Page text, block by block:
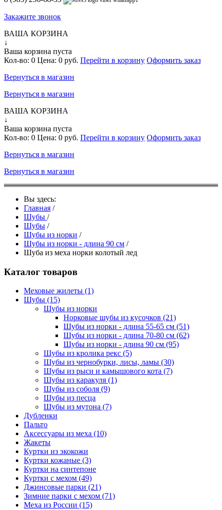
Закажите звонок
ВАША КОРЗИНА
↓
Ваша корзина пуста
Кол-во: 0 Цена: 0 руб. Перейти в корзину Оформить заказ
Вернуться в магазин
Вернуться в магазин
ВАША КОРЗИНА
↓
Ваша корзина пуста
Кол-во: 0 Цена: 0 руб. Перейти в корзину Оформить заказ
Вернуться в магазин
Вернуться в магазин
Вы здесь:
Главная /
Шубы /
Шубы /
Шубы из норки /
Шубы из норки - длина 90 см /
Шуба из меха норки колотый лед
Каталог товаров
Меховые жилеты (1)
Шубы (15)
Шубы из норки
Норковые шубы из кусочков (21)
Шубы из норки - длина 55-65 см (51)
Шубы из норки - длина 70-80 см (62)
Шубы из норки - длина 90 см (95)
Шубы из кролика рекс (5)
Шубы из чернобурки, лисы, ламы (30)
Шубы из рыси и камышового кота (7)
Шубы из каракуля (1)
Шубы из соболя (9)
Шубы из песца
Шубы из мутона (7)
Дубленки
Пальто
Аксессуары из меха (10)
Жакеты
Куртки из экокожи
Куртки кожаные (3)
Куртки на синтепоне
Куртки с мехом (49)
Джинсовые парки (21)
Зимние парки с мехом (71)
Меха из России (15)